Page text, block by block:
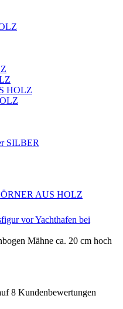
HOLZ
SILBER
AUS HOLZ
Mähne ca. 20 cm hoch
8 Kundenbewertungen